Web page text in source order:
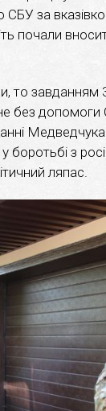
СБУ за
почали
то завданням
без
боротьбі з
ляпас.